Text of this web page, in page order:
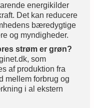
energikilder
Det kan reducere
bæredygtige
og myndigheder.
strøm er grøn?
som
af produktion fra
mellem forbrug og
i al ekstern